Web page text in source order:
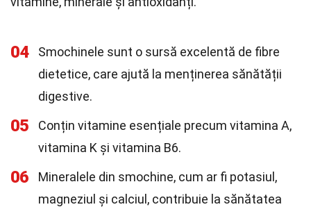
04
Smochinele sunt o sursă excelentă de fibre
dietetice, care ajută la menținerea sănătății
digestive.
05
Conțin vitamine esențiale precum vitamina A,
vitamina K și vitamina B6.
06
Mineralele din smochine, cum ar fi potasiul,
magneziul și calciul, contribuie la sănătatea